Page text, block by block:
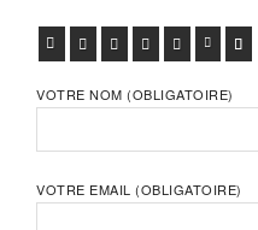
FACEBOOK
TWITTERGOOGLE+PINTEREST
VIADEOLINKEDIN
VOTRE NOM (OBLIGATOIRE)
VOTRE EMAIL (OBLIGATOIRE)